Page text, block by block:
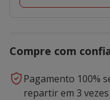
Compre com
Pagamento 100%
repartir em 3